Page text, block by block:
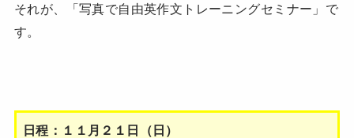
それが、「写真で自由英作文トレーニングセミナー」で
す。
日程：１１月２１日（日）